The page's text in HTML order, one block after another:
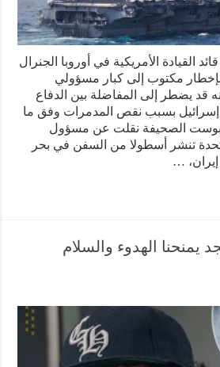
القيادة الأمريكية في أوروبا الجنرال
مكتوب إلى كبار مسؤولي
قد يضطر إلى المفاضلة بين الدفاع
إسرائيل بسبب نقص المدمرات وفق ما
الصحيفة نقلت عن مسؤول
تنشر أسطولا من السفن في بحر
…
يمنحنا الهدوء والسلام